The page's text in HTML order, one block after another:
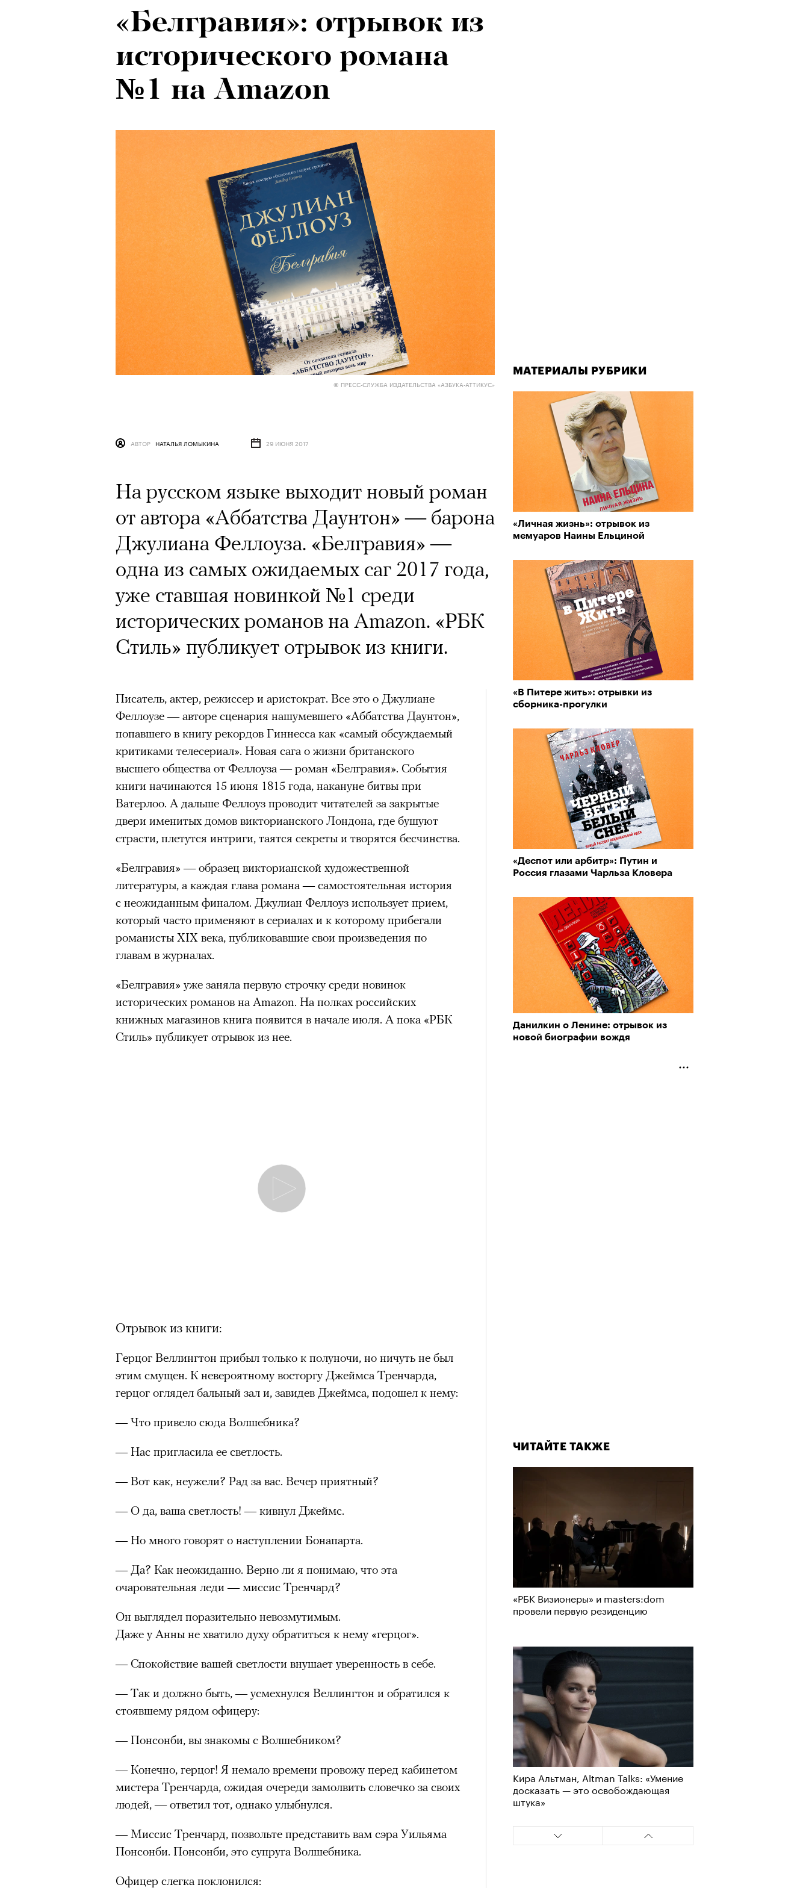
МАТЕРИАЛЫ РУБРИКИ
«Личная жизнь»: отрывок из
мемуаров Наины Ельциной
«В Питере жить»: отрывки из
сборника-прогулки
«Деспот или арбитр»: Путин и
Россия глазами Чарльза Кловера
Данилкин о Ленине: отрывок из
новой биографии вождя
ЧИТАЙТЕ ТАКЖЕ
«РБК Визионеры» и masters:dom
провели первую резиденцию
Кира Альтман, Altman Talks: «Умение
досказать — это освобождающая
штука»
«Белгравия»: отрывок из
исторического романа
№1 на Amazon
© ПРЕСС-СЛУЖБА ИЗДАТЕЛЬСТВА «АЗБУКА-АТТИКУС»
АВТОР НАТАЛЬЯ ЛОМЫКИНА 29 ИЮНЯ 2017
На русском языке выходит новый роман
от автора «Аббатства Даунтон» — барона
Джулиана Феллоуза. «Белгравия» —
одна из самых ожидаемых саг 2017 года,
уже ставшая новинкой №1 среди
исторических романов на Amazon. «РБК
Стиль» публикует отрывок из книги.
Писатель, актер, режиссер и аристократ. Все это о Джулиане
Феллоузе — авторе сценария нашумевшего «Аббатства Даунтон»,
попавшего в книгу рекордов Гиннесса как «самый обсуждаемый
критиками телесериал». Новая сага о жизни британского
высшего общества от Феллоуза — роман «Белгравия». События
книги начинаются 15 июня 1815 года, накануне битвы при
Ватерлоо. А дальше Феллоуз проводит читателей за закрытые
двери именитых домов викторианского Лондона, где бушуют
страсти, плетутся интриги, таятся секреты и творятся бесчинства.
«Белгравия» — образец викторианской художественной
литературы, а каждая глава романа — самостоятельная история
с неожиданным финалом. Джулиан Феллоуз использует прием,
который часто применяют в сериалах и к которому прибегали
романисты XIX века, публиковавшие свои произведения по
главам в журналах.
«Белгравия» уже заняла первую строчку среди новинок
исторических романов на Amazon. На полках российских
книжных магазинов книга появится в начале июля. А пока «РБК
Стиль» публикует отрывок из нее.
Отрывок из книги:
Герцог Веллингтон прибыл только к полуночи, но ничуть не был
этим смущен. К невероятному восторгу Джеймса Тренчарда,
герцог оглядел бальный зал и, завидев Джеймса, подошел к нему:
— Что привело сюда Волшебника?
— Нас пригласила ее светлость.
— Вот как, неужели? Рад за вас. Вечер приятный?
— О да, ваша светлость! — кивнул Джеймс.
— Но много говорят о наступлении Бонапарта.
— Да? Как неожиданно. Верно ли я понимаю, что эта
очаровательная леди — миссис Тренчард?
Он выглядел поразительно невозмутимым.
Даже у Анны не хватило духу обратиться к нему «герцог».
— Спокойствие вашей светлости внушает уверенность в себе.
— Так и должно быть, — усмехнулся Веллингтон и обратился к
стоявшему рядом офицеру:
— Понсонби, вы знакомы с Волшебником?
— Конечно, герцог! Я немало времени провожу перед кабинетом
мистера Тренчарда, ожидая очереди замолвить словечко за своих
людей, — ответил тот, однако улыбнулся.
— Миссис Тренчард, позвольте представить вам сэра Уильяма
Понсонби. Понсонби, это супруга Волшебника.
Офицер слегка поклонился: